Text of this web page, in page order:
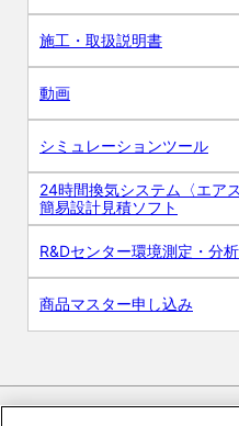
施工・取扱説明書
動画
シミュレーションツール
24時間換気システム〈エア
簡易設計見積ソフト
R&Dセンター環境測定・分
商品マスター申し込み